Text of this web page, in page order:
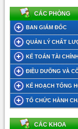
CÁC PHÒNG
BAN GIÁM ĐỐC
QUẢN LÝ CHẤT
KẾ TOÁN TÀI
ĐIỀU DƯỠNG VÀ
XÃ HỘI
KẾ HOẠCH TỔNG
TỔ CHỨC HÀNH
CÁC KHOA